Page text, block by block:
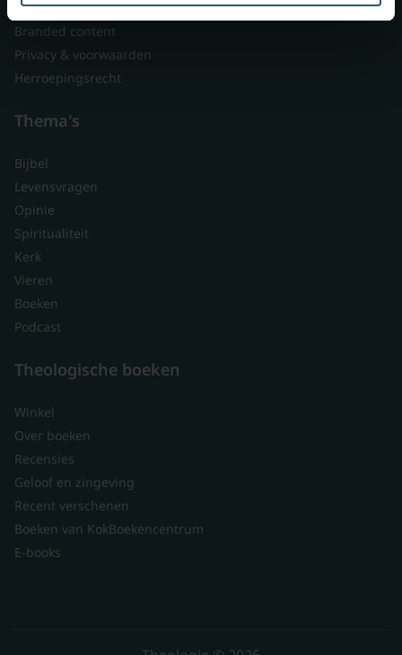
Contact
Branded content
Privacy & voorwaarden
Herroepingsrecht
Thema's
Bijbel
Levensvragen
Opinie
Spiritualiteit
Kerk
Vieren
Boeken
Podcast
Theologische boeken
Winkel
Over boeken
Recensies
Geloof en zingeving
Recent verschenen
Boeken van KokBoekencentrum
E-books